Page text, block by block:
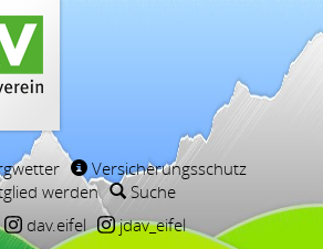
Versicherungsschutz
werden
Suche
dav.eifel jdav_eifel